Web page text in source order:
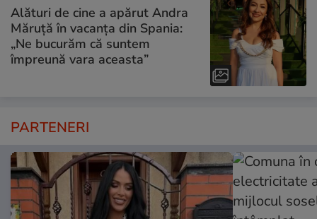
Alături de cine a apărut Andra
Măruță în vacanța din Spania:
„Ne bucurăm că suntem
împreună vara aceasta”
PARTENERI